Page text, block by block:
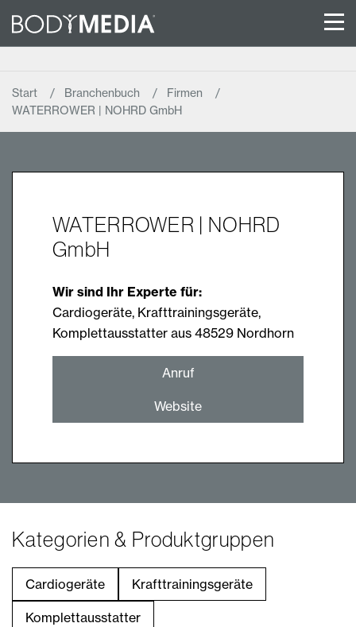
Start Branchenbuch
Firmen
WATERROWER | NOHRD GmbH
WATERROWER | NOHRD
GmbH
Wir sind Ihr Experte für:
Cardiogeräte, Krafttrainingsgeräte,
Komplettausstatter aus 48529 Nordhorn
Anruf
Website
Kategorien & Produktgruppen
Cardiogeräte Krafttrainingsgeräte
Komplettausstatter